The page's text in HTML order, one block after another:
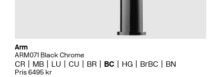
Arm
ARM071 Black Chrome
CR MB LU CU BR BC HG BrBC BN
Pris 6495 kr